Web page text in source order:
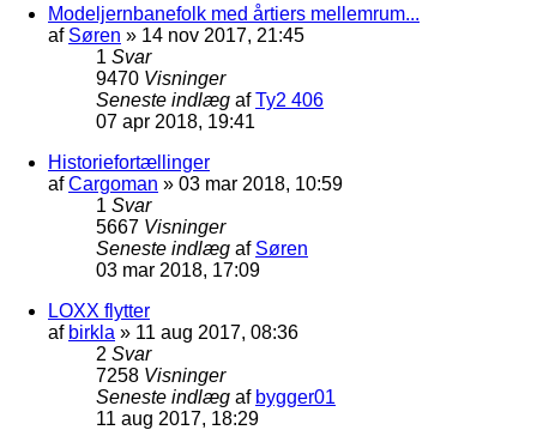
Modeljernbanefolk med årtiers mellemrum...
af Søren » 14 nov 2017, 21:45
1 Svar
9470 Visninger
Seneste indlæg afTy2 406
07 apr 2018, 19:41
Historiefortællinger
afCargoman » 03 mar 2018, 10:59
1 Svar
5667 Visninger
Seneste indlæg af Søren
03 mar 2018, 17:09
LOXX flytter
af birkla » 11 aug 2017, 08:36
2 Svar
7258 Visninger
Seneste indlæg af bygger01
11 aug 2017, 18:29